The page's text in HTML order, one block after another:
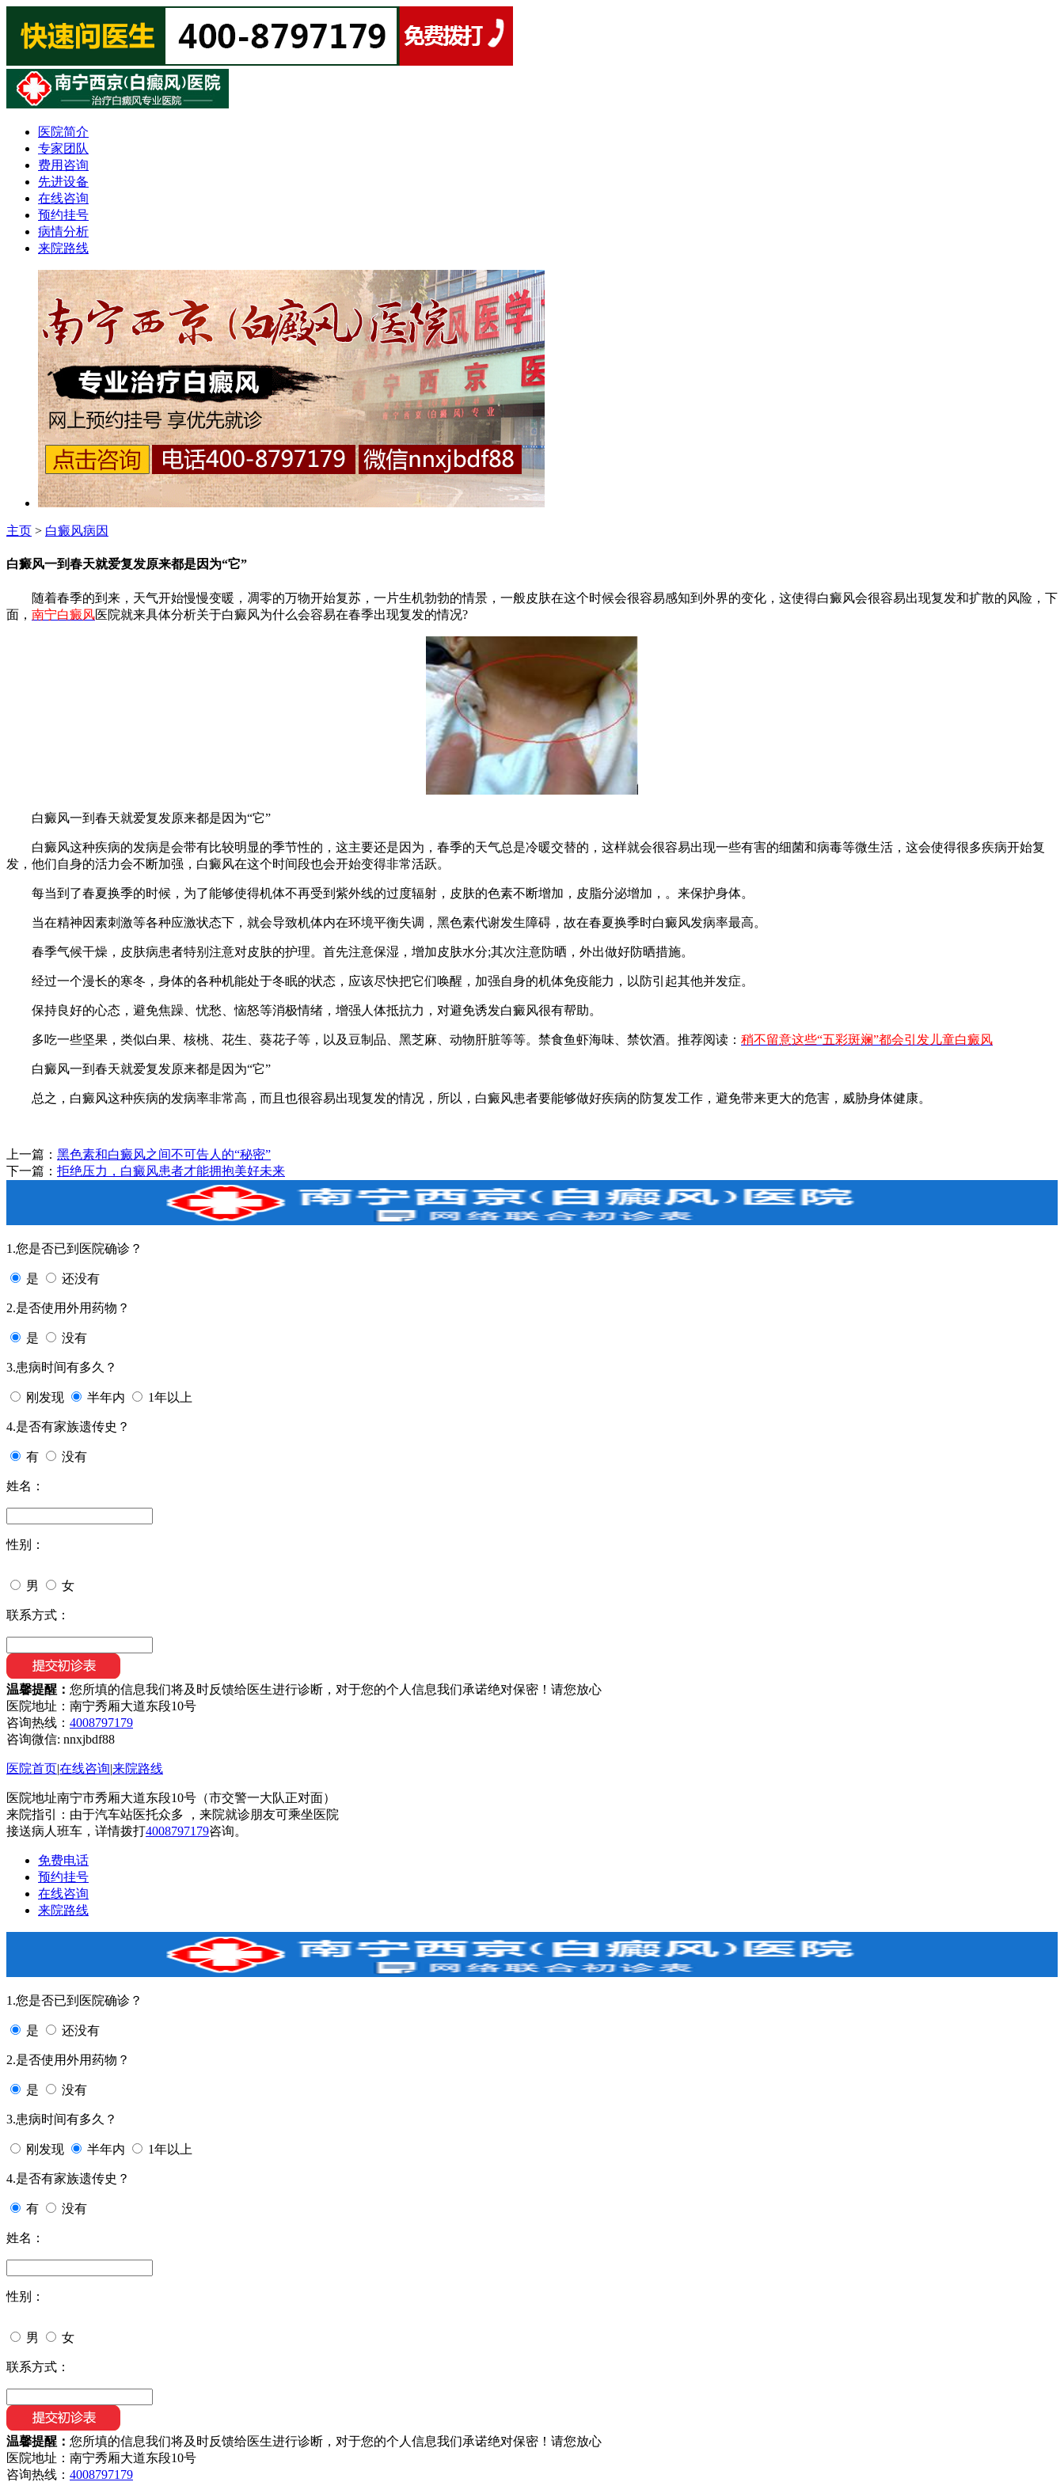
医院简介
专家团队
费用咨询
先进设备
在线咨询
预约挂号
病情分析
来院路线
主页 > 白癜风病因
白癜风一到春天就爱复发原来都是因为“它”
随着春季的到来，天气开始慢慢变暖，凋零的万物开始复苏，一片生机勃勃的情景，一般皮肤在这个时候会很容易感知到外界的变化，这使得白癜风会很容易出现复发和扩散的风险，下
面， 南宁白癜风医院就来具体分析关于白癜风为什么会容易在春季出现复发的情况?
白癜风一到春天就爱复发原来都是因为“它”
白癜风这种疾病的发病是会带有比较明显的季节性的，这主要还是因为，春季的天气总是冷暖交替的，这样就会很容易出现一些有害的细菌和病毒等微生活，这会使得很多疾病开始复
发，他们自身的活力会不断加强，白癜风在这个时间段也会开始变得非常活跃。
每当到了春夏换季的时候，为了能够使得机体不再受到紫外线的过度辐射，皮肤的色素不断增加，皮脂分泌增加，。来保护身体。
当在精神因素刺激等各种应激状态下，就会导致机体内在环境平衡失调，黑色素代谢发生障碍，故在春夏换季时白癜风发病率最高。
春季气候干燥，皮肤病患者特别注意对皮肤的护理。首先注意保湿，增加皮肤水分;其次注意防晒，外出做好防晒措施。
经过一个漫长的寒冬，身体的各种机能处于冬眠的状态，应该尽快把它们唤醒，加强自身的机体免疫能力，以防引起其他并发症。
保持良好的心态，避免焦躁、忧愁、恼怒等消极情绪，增强人体抵抗力，对避免诱发白癜风很有帮助。
多吃一些坚果，类似白果、核桃、花生、葵花子等，以及豆制品、黑芝麻、动物肝脏等等。禁食鱼虾海味、禁饮酒。推荐阅读： 稍不留意这些“五彩斑斓”都会引发儿童白癜风
白癜风一到春天就爱复发原来都是因为“它”
总之，白癜风这种疾病的发病率非常高，而且也很容易出现复发的情况，所以，白癜风患者要能够做好疾病的防复发工作，避免带来更大的危害，威胁身体健康。
上一篇： 黑色素和白癜风之间不可告人的“秘密”
下一篇： 拒绝压力，白癜风患者才能拥抱美好未来
1.您是否已到医院确诊？
是 还没有
2.是否使用外用药物？
是 没有
3.患病时间有多久？
刚发现 半年内 1年以上
4.是否有家族遗传史？
有 没有
姓名：
性别：
男 女
联系方式：
温馨提醒： 您所填的信息我们将及时反馈给医生进行诊断，对于您的个人信息我们承诺绝对保密！请您放心
医院地址：南宁秀厢大道东段10号
咨询热线： 4008797179
咨询微信: nnxjbdf88
医院首页|在线咨询|来院路线
医院地址南宁市秀厢大道东段10号（市交警一大队正对面）
来院指引：由于汽车站医托众多 ，来院就诊朋友可乘坐医院
接送病人班车，详情拨打4008797179咨询。
免费电话
预约挂号
在线咨询
来院路线
1.您是否已到医院确诊？
是 还没有
2.是否使用外用药物？
是 没有
3.患病时间有多久？
刚发现 半年内 1年以上
4.是否有家族遗传史？
有 没有
姓名：
性别：
男 女
联系方式：
温馨提醒： 您所填的信息我们将及时反馈给医生进行诊断，对于您的个人信息我们承诺绝对保密！请您放心
医院地址：南宁秀厢大道东段10号
咨询热线： 4008797179